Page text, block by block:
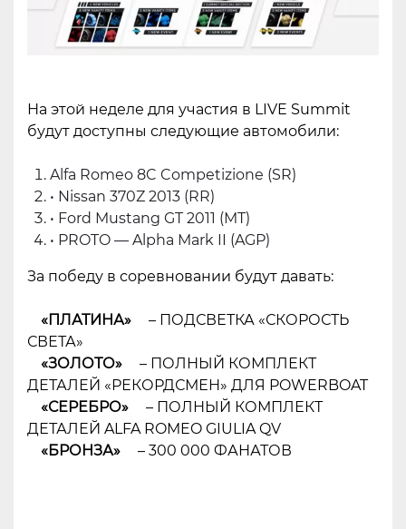
На этой неделе для участия в LIVE Summit
будут доступны следующие автомобили:
Alfa Romeo 8C Competizione (SR)
• Nissan 370Z 2013 (RR)
• Ford Mustang GT 2011 (MT)
• PROTO — Alpha Mark II (AGP)
За победу в соревновании будут давать:
«ПЛАТИНА»
– ПОДСВЕТКА «СКОРОСТЬ
СВЕТА»
«ЗОЛОТО»
– ПОЛНЫЙ КОМПЛЕКТ
ДЕТАЛЕЙ «РЕКОРДСМЕН» ДЛЯ POWERBOAT
«СЕРЕБРО»
– ПОЛНЫЙ КОМПЛЕКТ
ДЕТАЛЕЙ ALFA ROMEO GIULIA QV
«БРОНЗА»
– 300 000 ФАНАТОВ